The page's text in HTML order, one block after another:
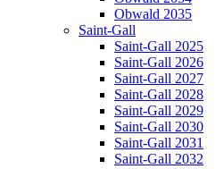
Obwald 2035
Saint-Gall
Saint-Gall 2025
Saint-Gall 2026
Saint-Gall 2027
Saint-Gall 2028
Saint-Gall 2029
Saint-Gall 2030
Saint-Gall 2031
Saint-Gall 2032